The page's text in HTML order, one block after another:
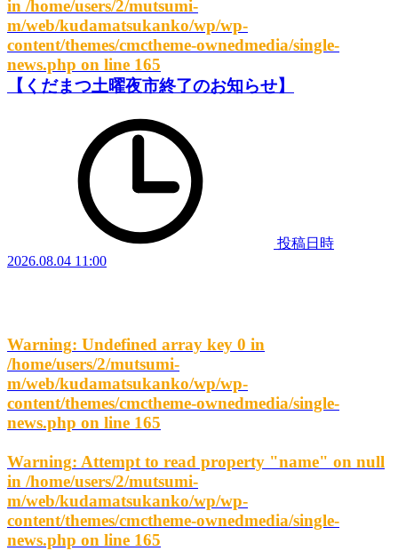
in /home/users/2/mutsumi-
m/web/kudamatsukanko/wp/wp-
content/themes/cmctheme-ownedmedia/single-
news.php on line 165
【くだまつ土曜夜市終了のお知らせ】
投稿日時
2026.08.04 11:00
Warning: Undefined array key 0 in
/home/users/2/mutsumi-
m/web/kudamatsukanko/wp/wp-
content/themes/cmctheme-ownedmedia/single-
news.php on line 165
Warning: Attempt to read property "name" on null
in /home/users/2/mutsumi-
m/web/kudamatsukanko/wp/wp-
content/themes/cmctheme-ownedmedia/single-
news.php on line 165